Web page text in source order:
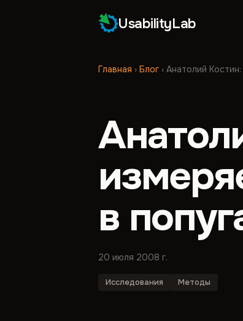
UsabilityLab
Главная › Блог › Анатолий
в
20 июля 2008 г.
Исследования Методы